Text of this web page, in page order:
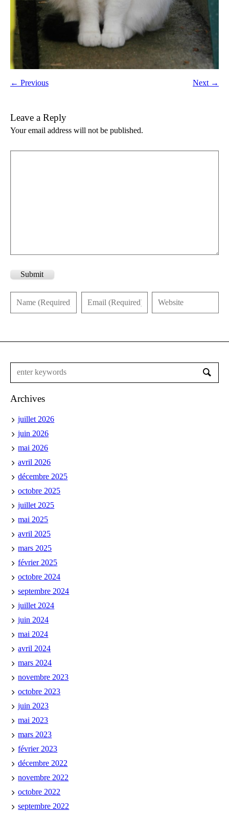
← Previous Next →
Leave a Reply
Your email address will not be published.
Submit
Archives
juillet 2026
juin 2026
mai 2026
avril 2026
décembre 2025
octobre 2025
juillet 2025
mai 2025
avril 2025
mars 2025
février 2025
octobre 2024
septembre 2024
juillet 2024
juin 2024
mai 2024
avril 2024
mars 2024
novembre 2023
octobre 2023
juin 2023
mai 2023
mars 2023
février 2023
décembre 2022
novembre 2022
octobre 2022
septembre 2022